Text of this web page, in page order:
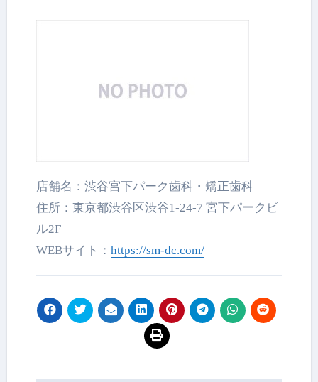
店舗名：渋谷宮下パーク歯科・矯正歯科
住所：東京都渋谷区渋谷1-24-7 宮下パークビ
ル2F
WEBサイト：https://sm-dc.com/